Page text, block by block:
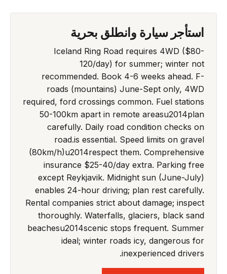
استأجر سيارة وانطلق بحرية
Iceland Ring Road requires 4WD ($80-
120/day) for summer; winter not
recommended. Book 4-6 weeks ahead. F-
roads (mountains) June-Sept only, 4WD
required, ford crossings common. Fuel stations
50-100km apart in remote areasu2014plan
carefully. Daily road condition checks on
road.is essential. Speed limits on gravel
(80km/h)u2014respect them. Comprehensive
insurance $25-40/day extra. Parking free
except Reykjavik. Midnight sun (June-July)
enables 24-hour driving; plan rest carefully.
Rental companies strict about damage; inspect
thoroughly. Waterfalls, glaciers, black sand
beachesu2014scenic stops frequent. Summer
ideal; winter roads icy, dangerous for
inexperienced drivers.